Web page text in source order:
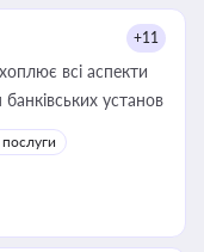
+11
всі аспекти
установ
послуги